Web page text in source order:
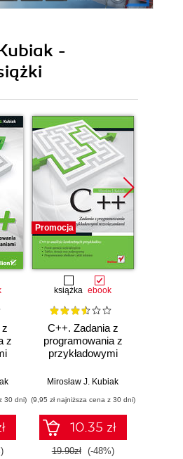
-
z
z
30 dni)
Promocja
książka ebook
C++. Zadania z
programowania z
przykładowymi
Mirosław J. Kubiak
(9,95 zł najniższa cena z 30 dni)
10.35 zł
19.90zł (-48%)